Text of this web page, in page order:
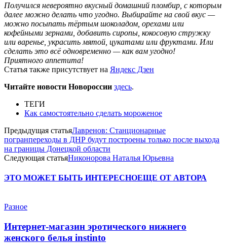
Получился невероятно вкусный домашний пломбир, с которым
далее можно делать что угодно. Выбирайте на свой вкус —
можно посыпать тёртым шоколадом, орехами или
кофейными зернами, добавить сиропы, кокосовую стружку
или варенье, украсить мятой, цукатами или фруктами. Или
сделать это всё одновременно — как вам угодно!
Приятного аппетита!
Статья также присутствует на Яндекс Дзен
Читайте новости Новороссии здесь.
ТЕГИ
Как самостоятельно сделать мороженое
Предыдущая статьяЛавренов: Станционарные
погранпереходы в ДНР будут построены только после выхода
на границы Донецкой области
Следующая статьяНиконорова Наталья Юрьевна
ЭТО МОЖЕТ БЫТЬ ИНТЕРЕСНОЕЩЕ ОТ АВТОРА
Разное
Интернет-магазин эротического нижнего
женского белья instinto